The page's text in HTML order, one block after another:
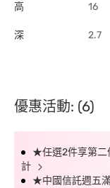
高 16
深 2.7
優惠活動: (6)
★任選2件享第二
計
★中國信託週五